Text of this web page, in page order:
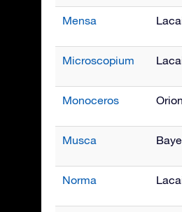
Mensa
Microscopium
Monoceros Orion
Musca
Norma